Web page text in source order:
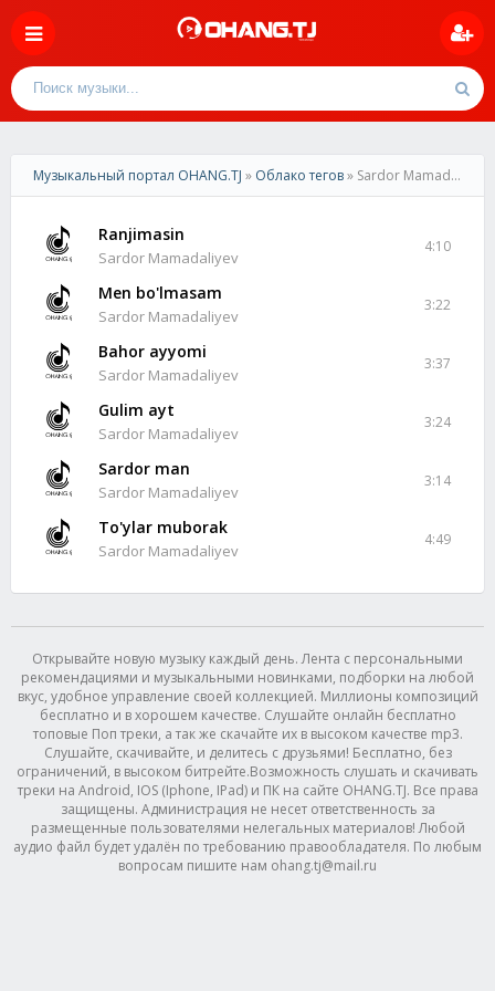
Музыкальный портал OHANG.TJ » Облако тегов» Sardor Mamadaliyev
Ranjimasin
Sardor Mamadaliyev
4:10
Men bo'lmasam
Sardor Mamadaliyev
3:22
Bahor ayyomi
Sardor Mamadaliyev
3:37
Gulim ayt
Sardor Mamadaliyev
3:24
Sardor man
Sardor Mamadaliyev
3:14
To'ylar muborak
Sardor Mamadaliyev
4:49
Открывайте новую музыку каждый день. Лента с персональными
рекомендациями и музыкальными новинками, подборки на любой
вкус, удобное управление своей коллекцией. Миллионы композиций
бесплатно и в хорошем качестве. Слушайте онлайн бесплатно
топовые Поп треки, а так же скачайте их в высоком качестве mp3.
Слушайте, скачивайте, и делитесь с друзьями! Бесплатно, без
ограничений, в высоком битрейте.Возможность слушать и скачивать
треки на Android, IOS (Iphone, IPad) и ПК на сайте OHANG.TJ. Все права
защищены. Администрация не несет ответственность за
размещенные пользователями нелегальных материалов! Любой
аудио файл будет удалён по требованию правообладателя. По любым
вопросам пишите нам ohang.tj@mail.ru